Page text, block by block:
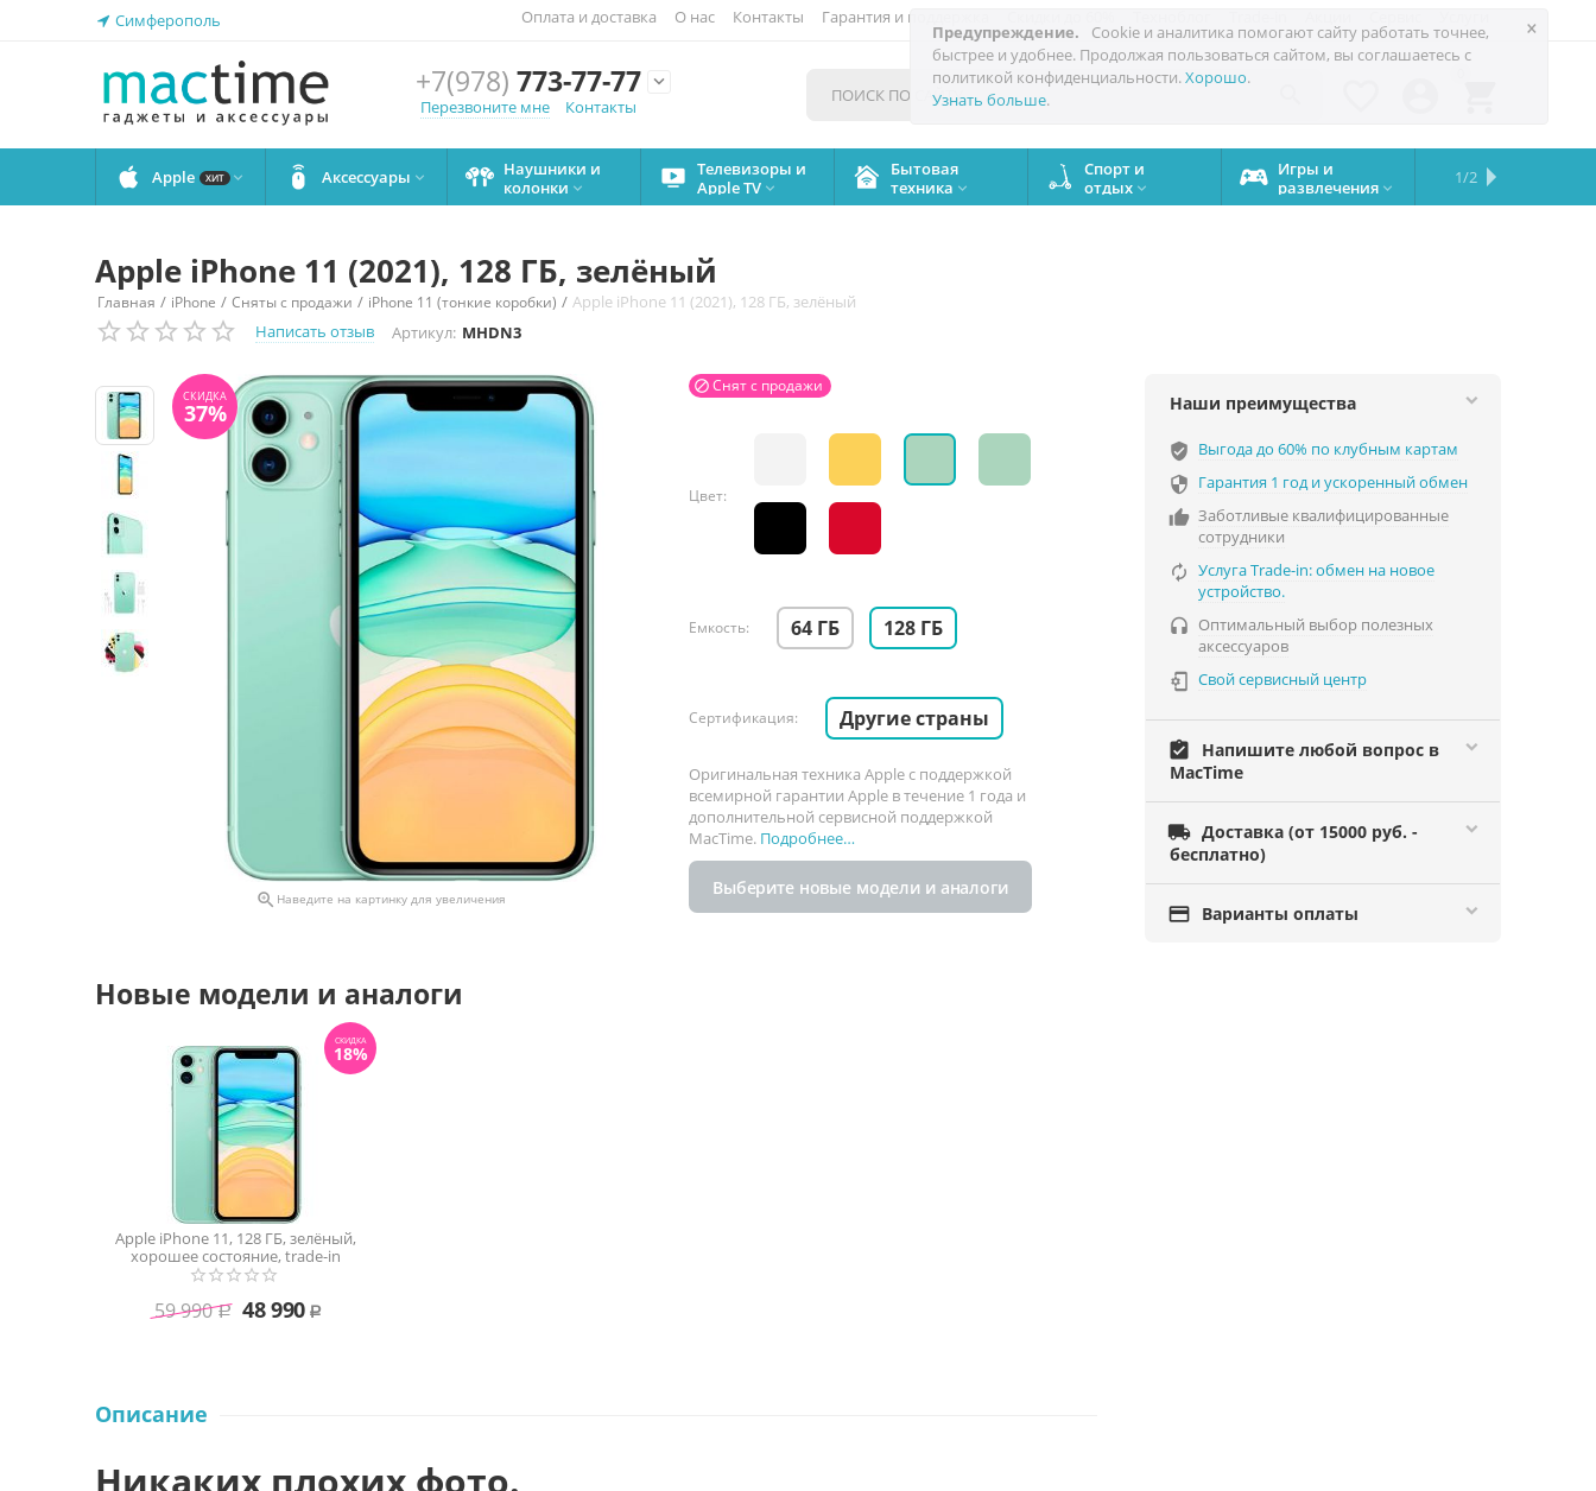
×
Предупреждение.
Cookie и аналитика помогают сайту работать точнее,
быстрее и удобнее. Продолжая пользоваться сайтом, вы соглашаетесь с
политикой конфиденциальности.Хорошо.
Узнать больше.
Симферополь Оплата и доставка О нас Контакты Гарантия и поддержка
+7(978) 773-77-77

Перезвоните мне
Контакты
Apple ХИТ  Аксессуары 
Наушники и
колонки 
Телевизоры и
Apple TV 
Бытовая
техника 
Спорт и
отдых 
Игры и
развлечения 
Сервисный
центр
Сравните
iPhone
Подарки
на все
случаи
Запчасти
Бренды
1/2
Apple iPhone 11 (2021), 128 ГБ, зелёный
Главная / iPhone / Сняты с продажи / iPhone 11 (тонкие коробки) / Apple iPhone 11 (2021), 128 ГБ, зелёный
Написать отзыв
Артикул: MHDN3
37%
 Наведите на картинку для увеличения
Снят с продажи

Цвет:
Емкость: 64 ГБ 128 ГБ
Сертификация: Другие страны
Оригинальная техника Apple с поддержкой
всемирной гарантии Apple в течение 1 года и
дополнительной сервисной поддержкой
MacTime. Подробнее…
Выберите новые модели и аналоги
Наши преимущества
verified_user Выгода до 60% по клубным картам
 Гарантия 1 год и ускоренный обмен
 Заботливые квалифицированные
сотрудники
 Услуга Trade-in: обмен на новое
устройство.
 Оптимальный выбор полезных
аксессуаров
 Свой сервисный центр
assignment_turned_in
Напишите любой вопрос в
MacTime
 Доставка (от 15000 руб. -
бесплатно)
 Варианты оплаты
Новые модели и аналоги
СКИДКА
18%
Apple iPhone 11, 128 ГБ, зелёный,
хорошее состояние, trade-in
59 990 Р 48 990 Р
Описание
Никаких плохих фото.